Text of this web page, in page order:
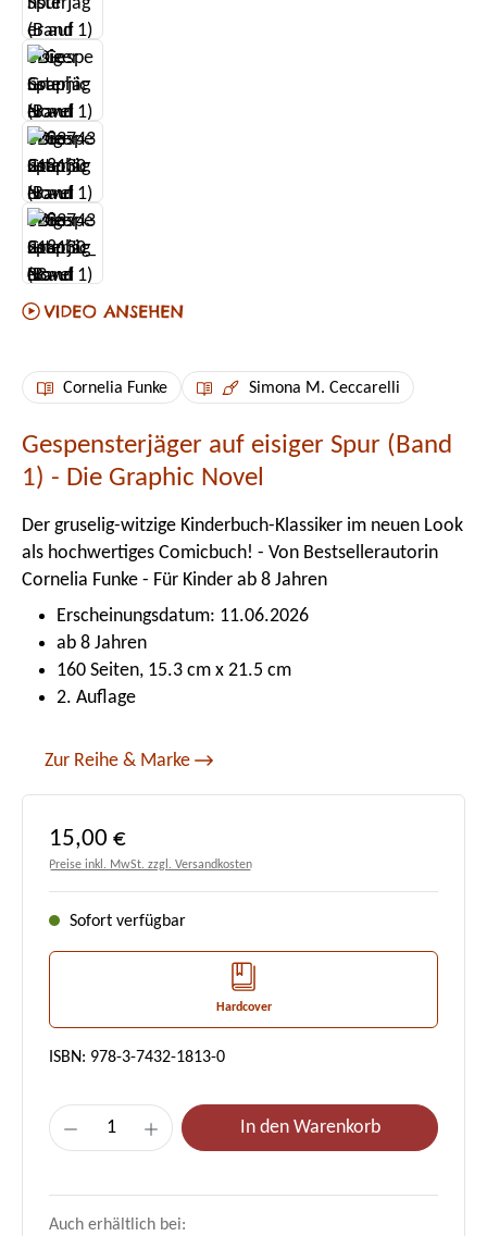
Cornelia Funke Simona M. Ceccarelli
Gespensterjäger auf eisiger Spur (Band
1) - Die Graphic Novel
Der gruselig-witzige Kinderbuch-Klassiker im neuen Look
als hochwertiges Comicbuch! - Von Bestsellerautorin
Cornelia Funke - Für Kinder ab 8 Jahren
Erscheinungsdatum: 11.06.2026
ab 8 Jahren
160 Seiten, 15.3 cm x 21.5 cm
2. Auflage
Zur Reihe & Marke
Regulärer Preis:
15,00 €
Preise inkl. MwSt. zzgl. Versandkosten
Sofort verfügbar
Hardcover
ISBN: 978-3-7432-1813-0
Produkt Anzahl: Gib den gewünschten
In den Warenkorb
Auch erhältlich bei: